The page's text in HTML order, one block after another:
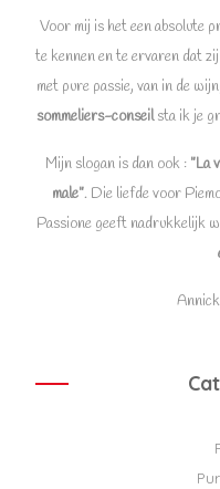
Voor mij is het een absolute
te kennen en te ervaren dat
met pure passie, van in de
sommeliers-conseilsta ik je
Mijn slogan is dan ook : ”La
male”. Die liefde voor
Passione geeft nadrukkelijk